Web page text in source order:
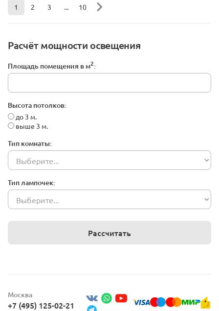
Расчёт мощности освещения
Площадь помещения в м2:
Высота потолков:
до 3 м.
выше 3 м.
Тип комнаты:
Тип лампочек:
Рассчитать
1 2 3 10
Москва
+7 (495) 125-02-21